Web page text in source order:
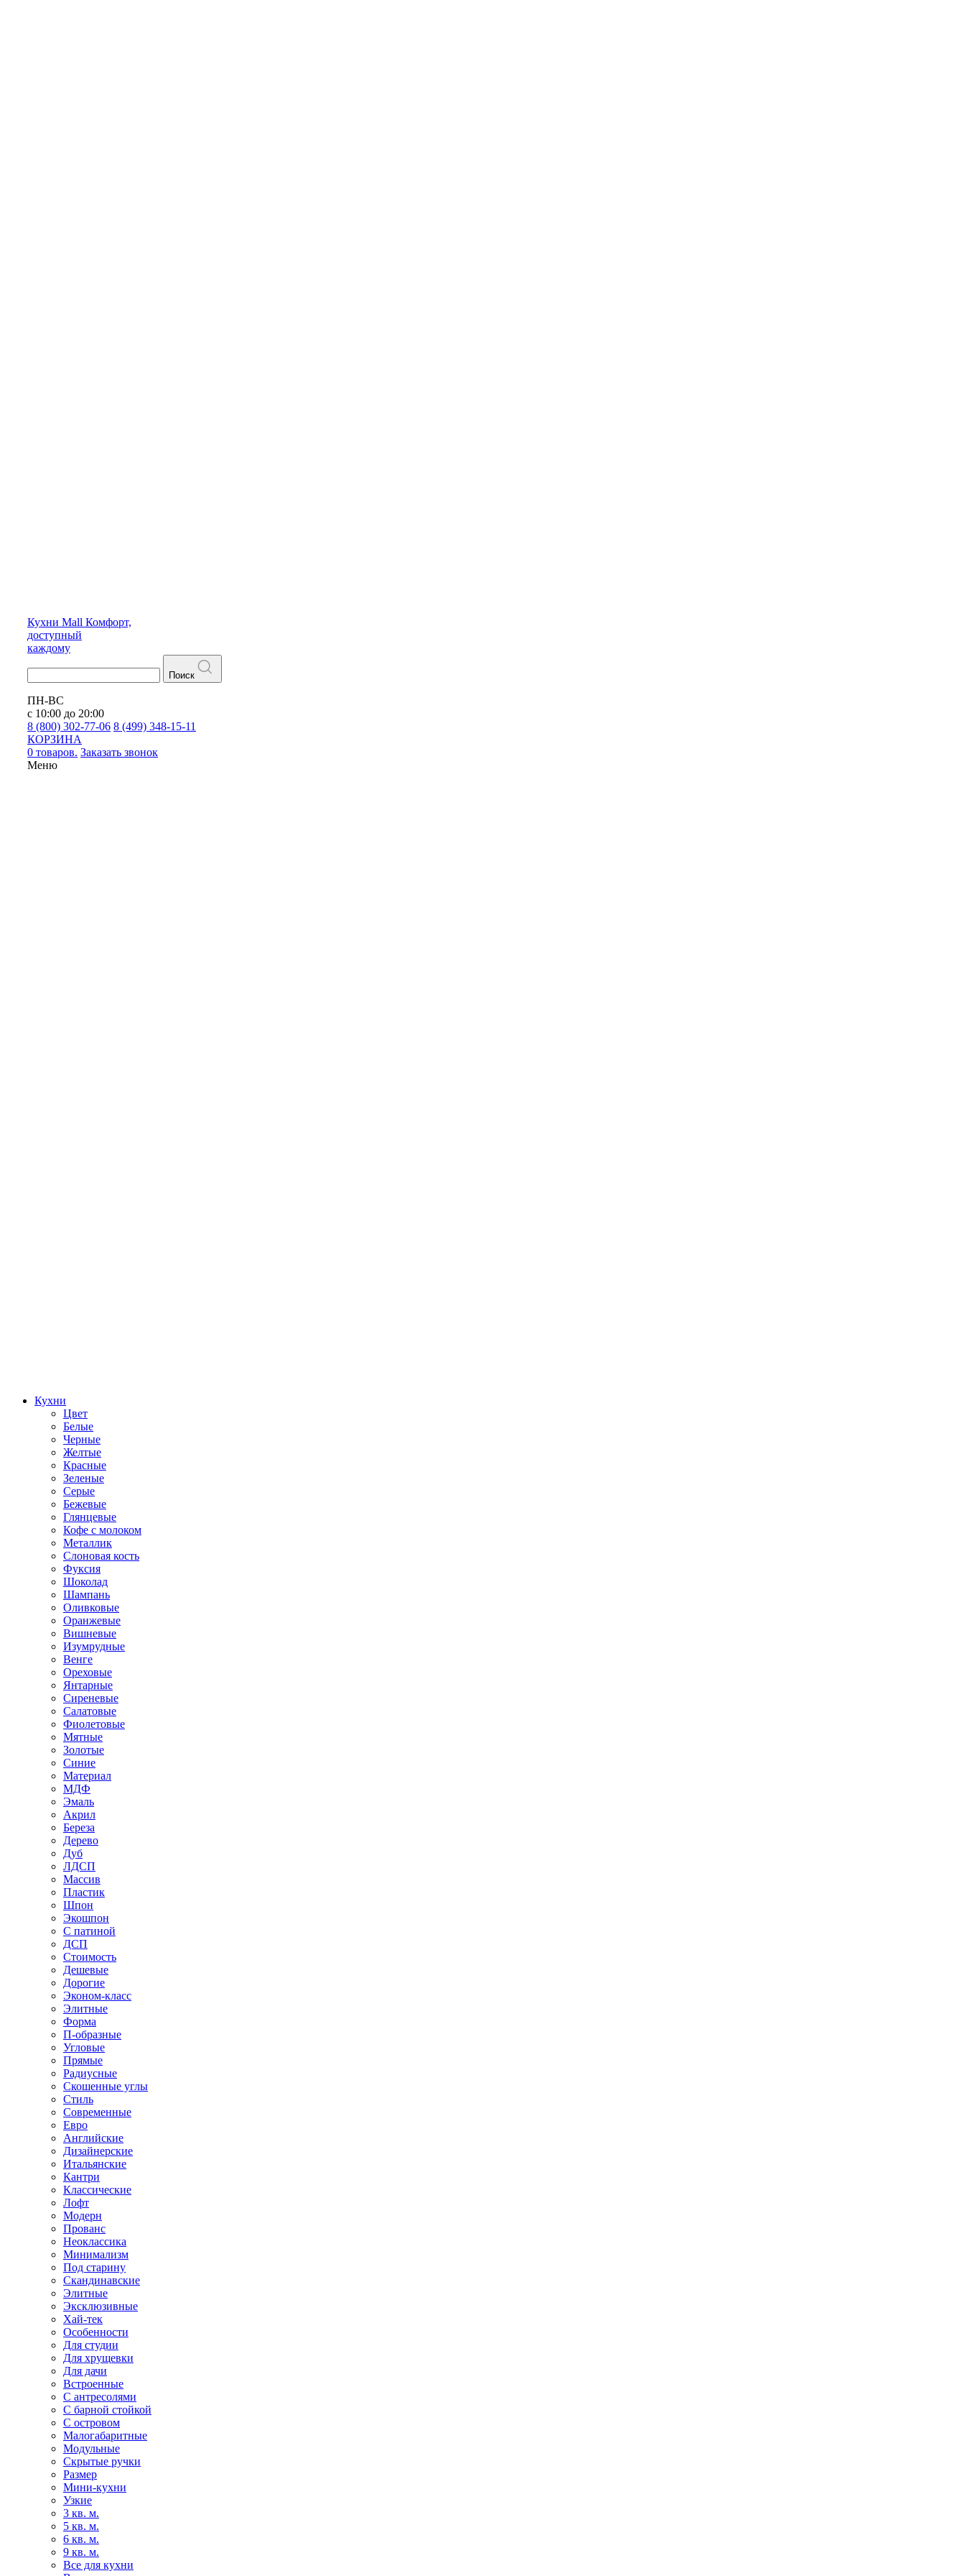
Кухни Mall Комфорт,
доступный
каждому
Поиск
ПН-ВС
с 10:00 до 20:00
8 (800) 302-77-06 8 (499) 348-15-11
КОРЗИНА
0 товаров. Заказать звонок
Меню
Кухни
Цвет
Белые
Черные
Желтые
Красные
Зеленые
Серые
Бежевые
Глянцевые
Кофе с молоком
Металлик
Слоновая кость
Фуксия
Шоколад
Шампань
Оливковые
Оранжевые
Вишневые
Изумрудные
Венге
Ореховые
Янтарные
Сиреневые
Салатовые
Фиолетовые
Мятные
Золотые
Синие
Материал
МДФ
Эмаль
Акрил
Береза
Дерево
Дуб
ЛДСП
Массив
Пластик
Шпон
Экошпон
С патиной
ДСП
Стоимость
Дешевые
Дорогие
Эконом-класс
Элитные
Форма
П-образные
Угловые
Прямые
Радиусные
Скошенные углы
Стиль
Современные
Евро
Английские
Дизайнерские
Итальянские
Кантри
Классические
Лофт
Модерн
Прованс
Неоклассика
Минимализм
Под старину
Скандинавские
Элитные
Эксклюзивные
Хай-тек
Особенности
Для студии
Для хрущевки
Для дачи
Встроенные
С антресолями
С барной стойкой
С островом
Малогабаритные
Модульные
Скрытые ручки
Размер
Мини-кухни
Узкие
3 кв. м.
5 кв. м.
6 кв. м.
9 кв. м.
Все для кухни